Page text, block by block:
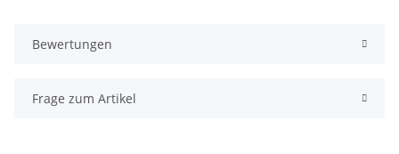
Bewertungen
Frage zum Artikel